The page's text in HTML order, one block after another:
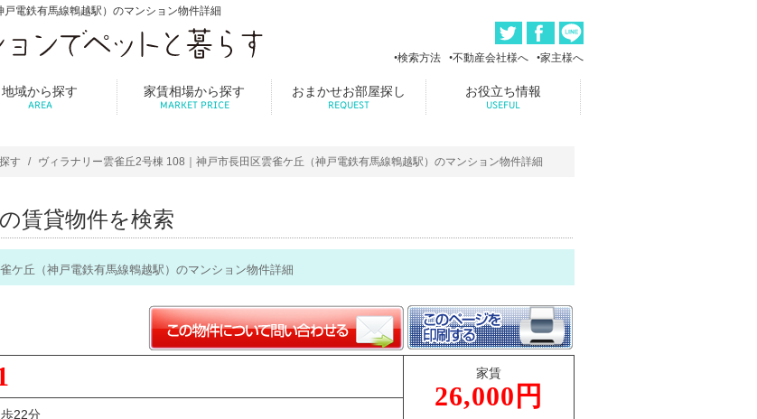
電鉄有馬線鵯越駅）のマンション物件詳細
検索方法 不動産会社様へ 家主様へ
地域から探す
AREA
家賃相場から探す
MARKET PRICE
おまかせお部屋探し
REQUEST
お役立ち情報
USEFUL
す ヴィラナリー雲雀丘2号棟 108｜神戸市長田区雲雀ケ丘（神戸電鉄有馬線鵯越駅）のマンション物件詳細
賃貸物件を検索
ケ丘（神戸電鉄有馬線鵯越駅）のマンション物件詳細
家賃
26,000円
22分